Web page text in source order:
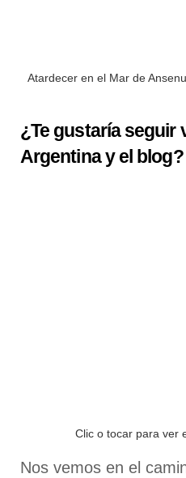
Atardecer en el Mar de
¿Te gustaría seguir
Argentina y el blog?
Clic o tocar para ver
Nos vemos en el